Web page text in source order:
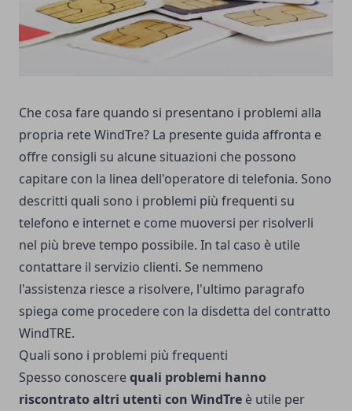
Che cosa fare quando si presentano i problemi alla
propria rete WindTre? La presente guida affronta e
offre consigli su alcune situazioni che possono
capitare con la linea dell'operatore di telefonia. Sono
descritti quali sono i problemi più frequenti su
telefono e internet e come muoversi per risolverli
nel più breve tempo possibile. In tal caso è utile
contattare il servizio clienti. Se nemmeno
l'assistenza riesce a risolvere, l'ultimo paragrafo
spiega come procedere con la disdetta del contratto
WindTRE.
Quali sono i problemi più frequenti
Spesso conoscerequali problemi hanno
riscontrato altri utenti con WindTre è utile per